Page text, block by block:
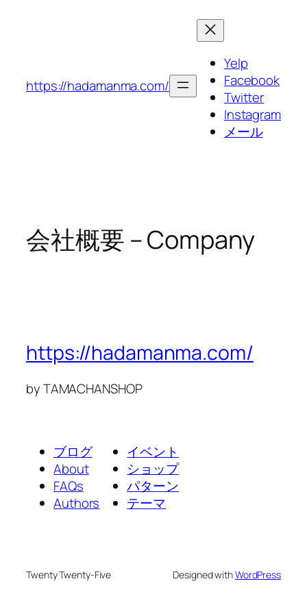
https://hadamanma.com/
Yelp
Facebook
Twitter
Instagram
メール
会社概要 – Company
https://hadamanma.com/
by TAMACHANSHOP
ブログ
About
FAQs
Authors
イベント
ショップ
パターン
テーマ
Twenty Twenty-Five Designed withWordPress